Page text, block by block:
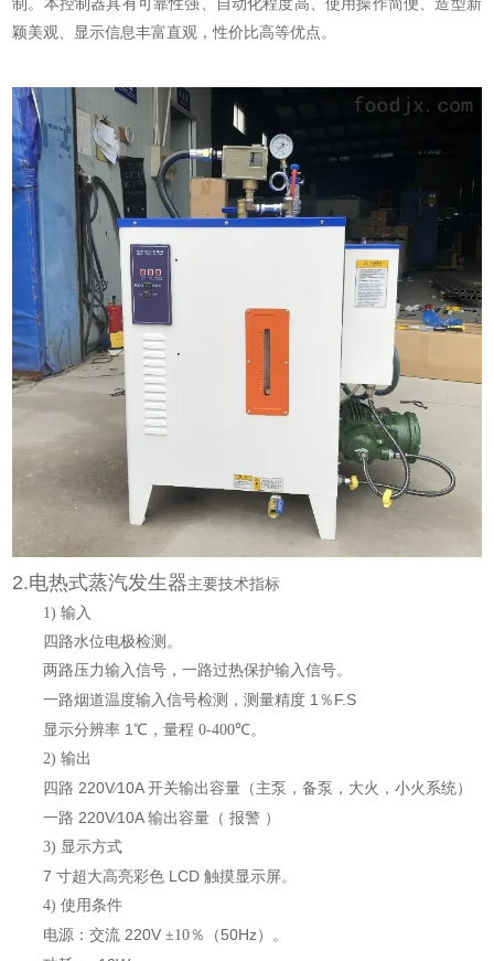
制。本控制器具有可靠性强、自动化程度高、使用操作简便、造型新
颖美观、显示信息丰富直观，性价比高等优点。
2.电热式蒸汽发生器主要技术指标
1)输入
四路水位电极检测。
两路压力输入信号，一路过热保护输入信号。
一路烟道温度输入信号检测，测量精度 1 ％ F.S
显示分辨率 1℃，量程 0-400℃。
2)输出
四路 220V∕10A 开关输出容量（主泵，备泵，大火，小火系统）
一路 220V∕10A 输出容量（ 报警 ）
3) 显示方式
7 寸超大高亮彩色 LCD 触摸显示屏。
4)使用条件
电源：交流 220V ±10％（ 50Hz）。